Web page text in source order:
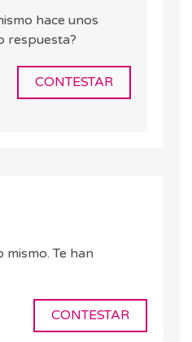
hace unos
respuesta?
CONTESTAR
mismo. Te han
CONTESTAR